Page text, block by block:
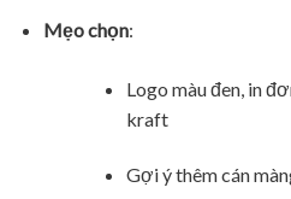
Mẹo chọn:
Logo màu đen, in
kraft
Gợi ý thêm cán